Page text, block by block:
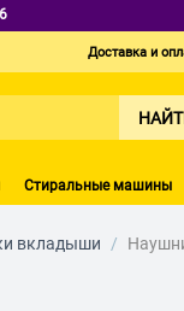
Доставка и
Стиральные машины
вкладыши /